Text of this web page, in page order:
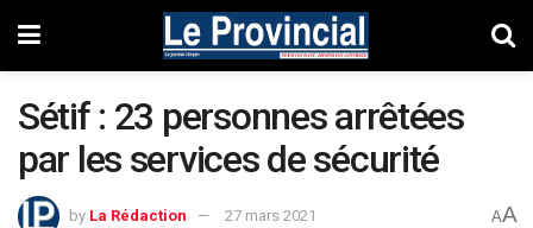
Sétif : 23 personnes arrêtées
par les services de sécurité
by La Rédaction 27 mars 2021 AA